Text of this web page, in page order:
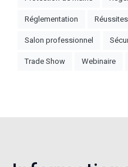
Réglementation
Réussites
Salon professionnel
Trade Show
Webinaire